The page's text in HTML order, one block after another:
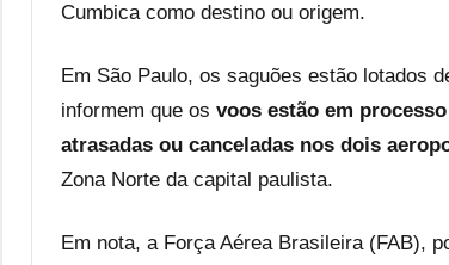
Cumbica como destino ou origem.
Em São Paulo, os saguões estão lotados
informem que os voos estão em
atrasadas ou canceladas nos dois
Zona Norte da capital paulista.
Em nota, a Força Aérea Brasileira (FAB),